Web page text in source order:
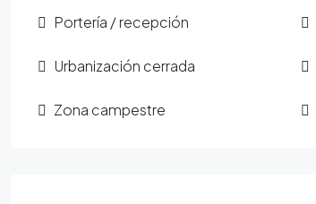
Portería / recepción
Urbanización cerrada
Zona campestre